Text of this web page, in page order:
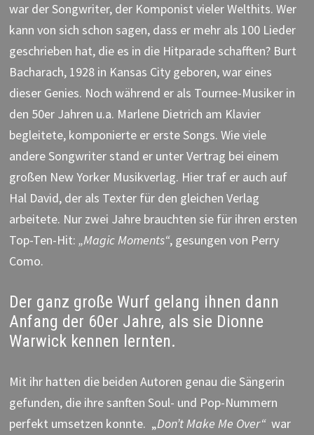
war der Songwriter, der Komponist vieler Welthits. Wer
kann von sich schon sagen, dass er mehr als 100 Lieder
geschrieben hat, die es in die Hitparade schafften? Burt
Bacharach, 1928 in Kansas City geboren, war eines
dieser Genies. Noch während er als Tournee-Musiker in
den 50er Jahren u.a. Marlene Dietrich am Klavier
begleitete, komponierte er erste Songs. Wie viele
andere Songwriter stand er unter Vertrag bei einem
großen New Yorker Musikverlag. Hier traf er auch auf
Hal David, der als Texter für den gleichen Verlag
arbeitete. Nur zwei Jahre brauchten sie für ihren ersten
Top-Ten-Hit: „Magic Moments“, gesungen von Perry
Como.
Der ganz große Wurf gelang ihnen dann
Anfang der 60er Jahre, als sie Dionne
Warwick kennen lernten.
Mit ihr hatten die beiden Autoren genau die Sängerin
gefunden, die ihre sanften Soul- und Pop-Nummern
perfekt umsetzen konnte. „Don’t Make Me Over“ war